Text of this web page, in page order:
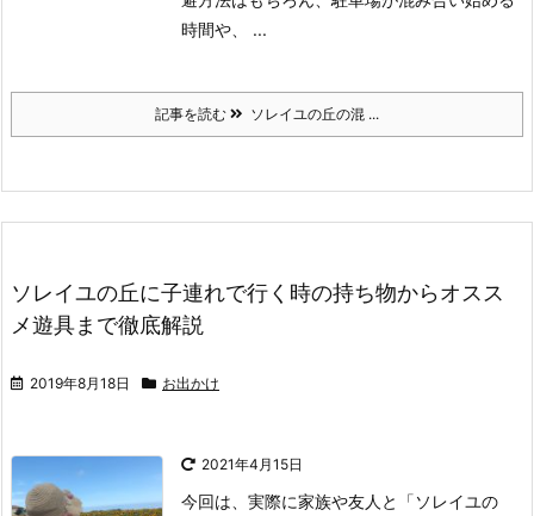
時間や、 ...
記事を読む ソレイユの丘の混 ...
ソレイユの丘に子連れで行く時の持ち物からオスス
メ遊具まで徹底解説
2019年8月18日 お出かけ
2021年4月15日
今回は、実際に家族や友人と「ソレイユの